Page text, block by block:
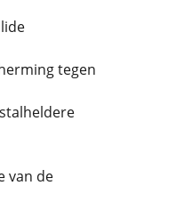
tegen
van de